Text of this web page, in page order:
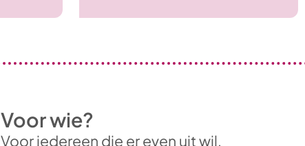
Voor wie?
Voor iedereen die er even uit wil.